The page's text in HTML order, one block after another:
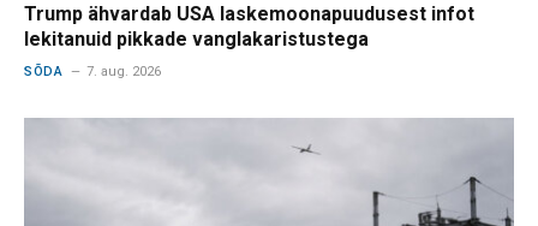
Trump ähvardab USA laskemoonapuudusest infot
lekitanuid pikkade vanglakaristustega
SÕDA 7. aug. 2026